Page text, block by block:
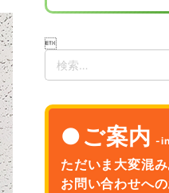

検
ご案内
ただいま大変混み
お問い合わせへ